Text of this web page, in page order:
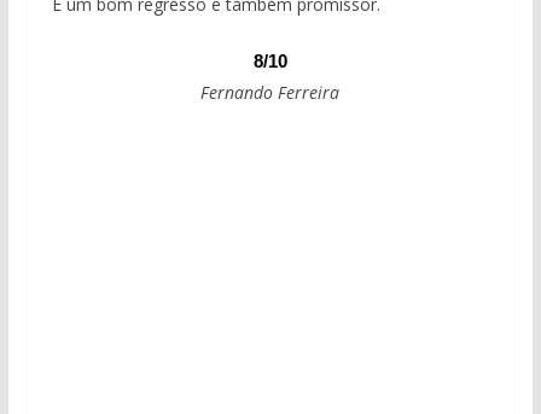
8/10
Fernando Ferreira